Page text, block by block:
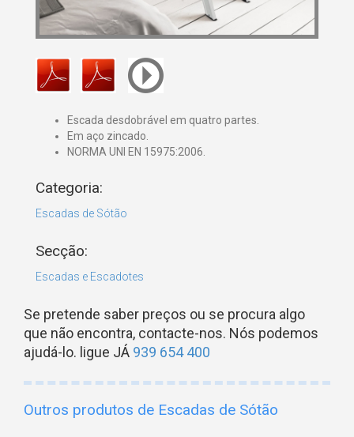
Escada desdobrável em quatro partes.
Em aço zincado.
NORMA UNI EN 15975:2006.
Categoria:
Escadas de Sótão
Secção:
Escadas e Escadotes
Se pretende saber preços ou se procura algo
que não encontra, contacte-nos. Nós podemos
ajudá-lo. ligue JÁ 939 654 400
Outros produtos de Escadas de Sótão